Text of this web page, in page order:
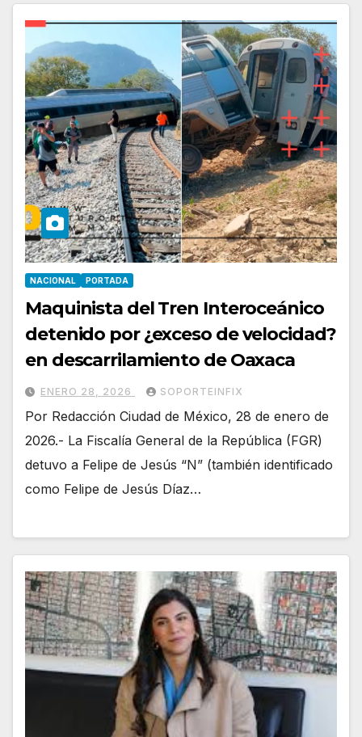
NACIONAL PORTADA
Maquinista del Tren Interoceánico
detenido por ¿exceso de velocidad?
en descarrilamiento de Oaxaca
ENERO 28, 2026 SOPORTEINFIX
Por Redacción Ciudad de México, 28 de enero de
2026.- La Fiscalía General de la República (FGR)
detuvo a Felipe de Jesús “N” (también identificado
como Felipe de Jesús Díaz…